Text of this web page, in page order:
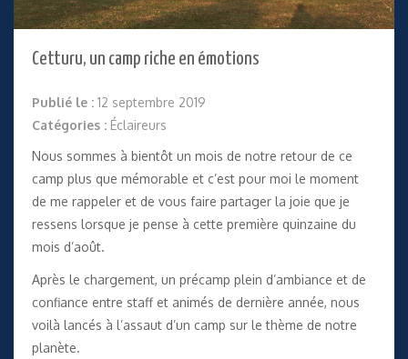
Cetturu, un camp riche en émotions
Publié le : 12 septembre 2019
Catégories : Éclaireurs
Nous sommes à bientôt un mois de notre retour de ce
camp plus que mémorable et c’est pour moi le moment
de me rappeler et de vous faire partager la joie que je
ressens lorsque je pense à cette première quinzaine du
mois d’août.
Après le chargement, un précamp plein d’ambiance et de
confiance entre staff et animés de dernière année, nous
voilà lancés à l’assaut d’un camp sur le thème de notre
planète.